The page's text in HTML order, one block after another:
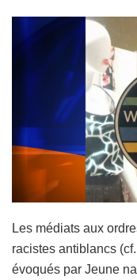
Les médiats aux
racistes antiblancs
évoqués par Jeune